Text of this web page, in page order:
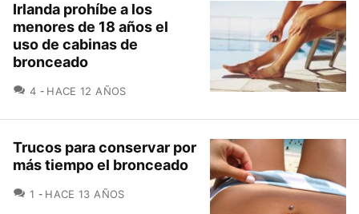
Irlanda prohíbe a los
menores de 18 años el
uso de cabinas de
bronceado
4 COMENTARIOS
HACE 12 AÑOS
Trucos para conservar por
más tiempo el bronceado
1 COMENTARIOS
HACE 13 AÑOS